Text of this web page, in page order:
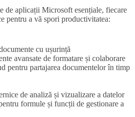
de aplicații Microsoft esențiale, fiecare
pentru a vă spori productivitatea:
cu ușurință
avansate de formatare și colaborare
pentru partajarea documentelor în timp
de analiză și vizualizare a datelor
formule și funcții de gestionare a